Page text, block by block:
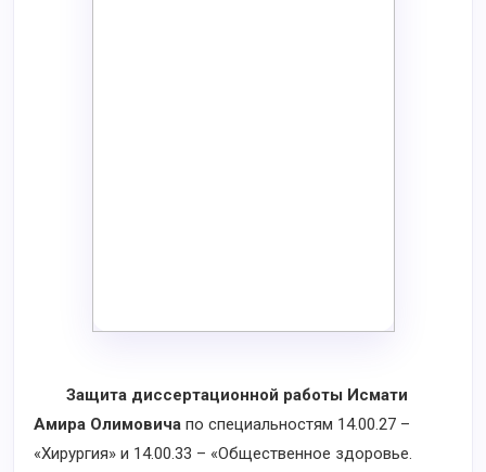
Защита диссертационной работы Исмати
Амира Олимовича по специальностям 14.00.27 –
«Хирургия» и 14.00.33 – «Общественное здоровье.